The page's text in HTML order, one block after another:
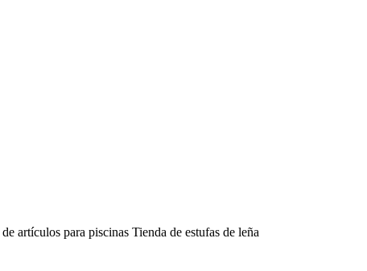
artículos para piscinas Tienda de estufas de leña